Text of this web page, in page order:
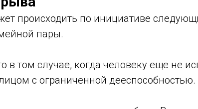
происходить по инициативе
пары.
в том случае, когда человеку ещё не
с ограниченной дееспособностью.